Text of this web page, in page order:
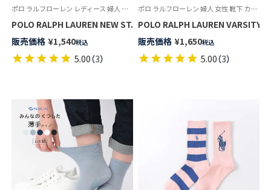
ポロ ラルフローレン レディース 婦人 女性 靴下 カジュアル 2026SS
POLO RALPH LAUREN NEW ST. JAMES ボーダースニーカー丈 ソ
販売価格 ¥1,540税込
5.00（3）
ポロ ラルフローレン 婦人 女性 靴下 カジュアル 26SS
POLO RALPH LAUREN VARSITY
販売価格 ¥1,650税込
5.00（3）